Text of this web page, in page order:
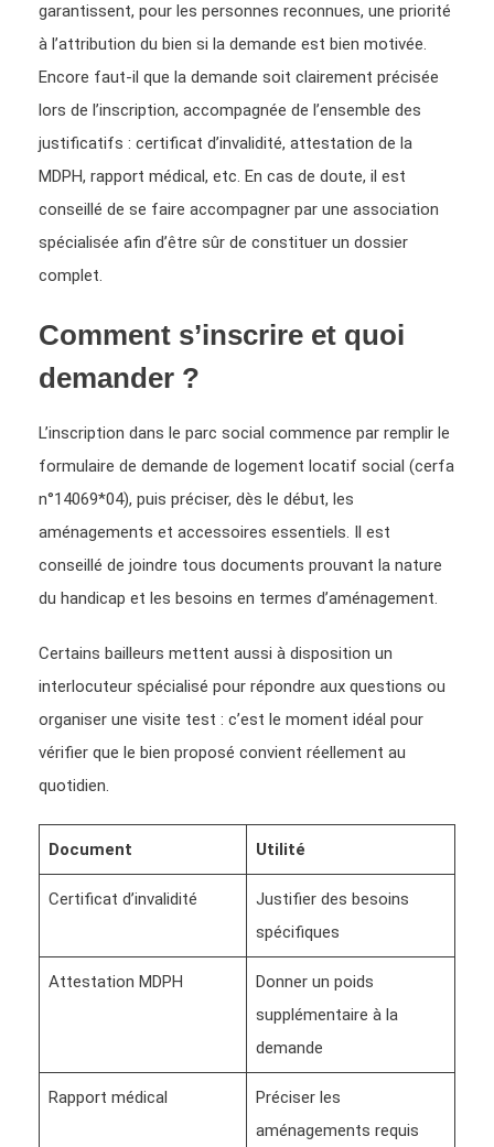
garantissent, pour les personnes reconnues, une priorité
à l’attribution du bien si la demande est bien motivée.
Encore faut-il que la demande soit clairement précisée
lors de l’inscription, accompagnée de l’ensemble des
justificatifs : certificat d’invalidité, attestation de la
MDPH, rapport médical, etc. En cas de doute, il est
conseillé de se faire accompagner par une association
spécialisée afin d’être sûr de constituer un dossier
complet.
Comment s’inscrire et quoi
demander ?
L’inscription dans le parc social commence par remplir le
formulaire de demande de logement locatif social (cerfa
n°14069*04), puis préciser, dès le début, les
aménagements et accessoires essentiels. Il est
conseillé de joindre tous documents prouvant la nature
du handicap et les besoins en termes d’aménagement.
Certains bailleurs mettent aussi à disposition un
interlocuteur spécialisé pour répondre aux questions ou
organiser une visite test : c’est le moment idéal pour
vérifier que le bien proposé convient réellement au
quotidien.
Document Utilité
Certificat d’invalidité
Justifier des besoins
spécifiques
Attestation MDPH
Donner un poids
supplémentaire à la
demande
Rapport médical
Préciser les
aménagements requis